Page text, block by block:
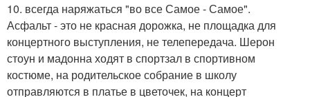
10. всегда наряжаться "во все Самое - Самое".
Асфальт - это не красная дорожка, не площадка для
концертного выступления, не телепередача. Шерон
стоун и мадонна ходят в спортзал в спортивном
костюме, на родительское собрание в школу
отправляются в платье в цветочек, на концерт